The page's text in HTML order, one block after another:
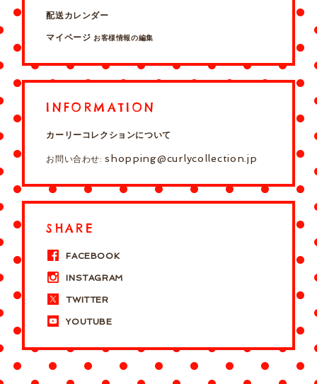
配送カレンダー
マイページ お客様情報の編集
INFORMATION
カーリーコレクションについて
お問い合わせ:shopping@curlycollection.jp
SHARE
FACEBOOK
INSTAGRAM
TWITTER
YOUTUBE